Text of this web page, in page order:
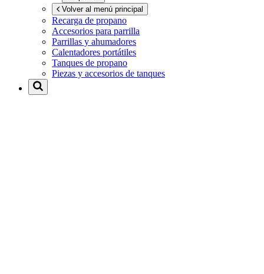
Volver al menú principal
Recarga de propano
Accesorios para parrilla
Parrillas y ahumadores
Calentadores portátiles
Tanques de propano
Piezas y accesorios de tanques